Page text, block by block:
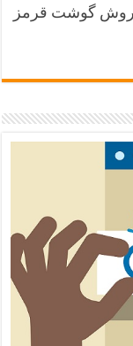
روش گوشت قرمز